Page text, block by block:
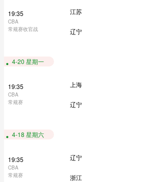
19:35
CBA
常规赛收官战
江苏
辽宁
4-20 星期一
19:35
CBA
常规赛
上海
辽宁
4-18 星期六
19:35
CBA
常规赛
辽宁
浙江